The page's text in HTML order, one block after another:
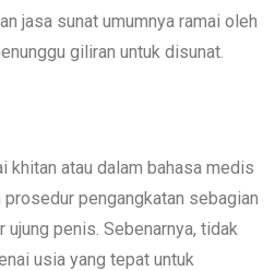
jasa sunat umumnya ramai oleh
giliran untuk disunat.
khitan atau dalam bahasa medis
pengangkatan sebagian
penis. Sebenarnya, tidak
usia yang tepat untuk